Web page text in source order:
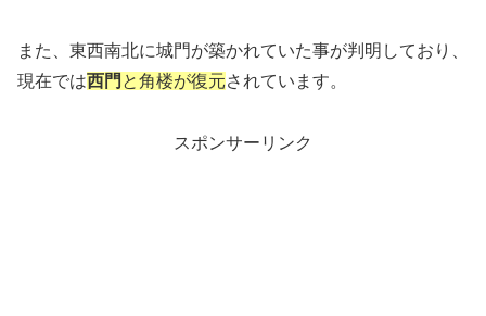
また、東西南北に城門が築かれていた事が判明しており、
現在では西門 と角楼が復元されています。
スポンサーリンク